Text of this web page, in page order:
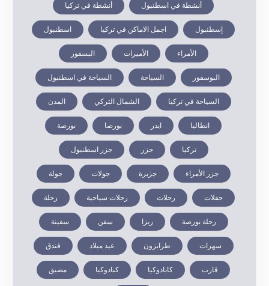
أنشطة في اسطنبول أنشطة في تركيا
إسطنبول اجمل الاماكن في تركيا اسطنبول
الأمراء الأميرات البسفور
البوسفور السياحة السياحة في اسطنبول
السياحة في تركيا الشمال التركي المدن
انطاليا ايدر بورصا بورصة
تركيا جزر جزر اسطنبول
جزر الأمراء جزيرة جولات جولة
حفلات رحلات رحلات سياحية رحلة
رحلة بورصة ريزا سفن سفينة
سهرات طرابزون عيد ميلاد فندق
قارب كابادوكيا كبادوكيا مضيق